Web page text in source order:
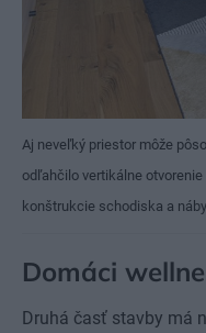
Aj neveľký priestor môže
odľahčilo vertikálne
konštrukcie schodiska a
Domáci
Druhá časť stavby má